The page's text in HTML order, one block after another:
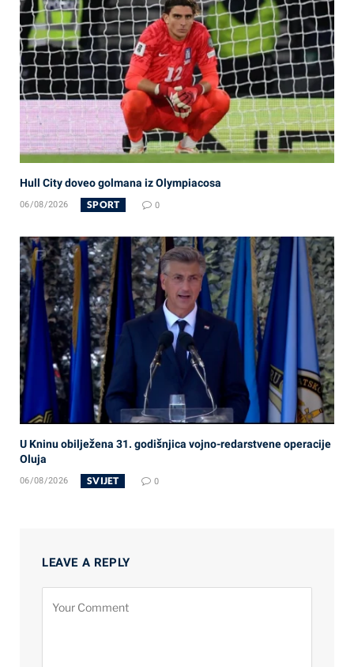
Hull City doveo golmana iz Olympiacosa
06/08/2026 SPORT 0
U Kninu obilježena 31. godišnjica vojno-redarstvene operacije
Oluja
06/08/2026 SVIJET 0
LEAVE A REPLY